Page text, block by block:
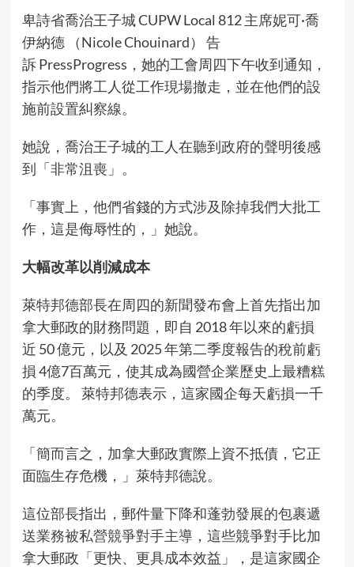
卑詩省喬治王子城 CUPW Local 812 主席妮可·喬
伊納德 （Nicole Chouinard） 告
訴 PressProgress，她的工會周四下午收到通知，
指示他們將工人從工作現場撤走，並在他們的設
施前設置糾察線。
她說，喬治王子城的工人在聽到政府的聲明後感
到「非常沮喪」。
「事實上，他們省錢的方式涉及除掉我們大批工
作，這是侮辱性的，」她說。
大幅改革以削減成本
萊特邦德部長在周四的新聞發布會上首先指出加
拿大郵政的財務問題，即自 2018 年以來的虧損
近 50 億元，以及 2025 年第二季度報告的稅前虧
損 4億7百萬元，使其成為國營企業歷史上最糟糕
的季度。 萊特邦德表示，這家國企每天虧損一千
萬元。
「簡而言之，加拿大郵政實際上資不抵債，它正
面臨生存危機，」萊特邦德說。
這位部長指出，郵件量下降和蓬勃發展的包裹遞
送業務被私營競爭對手主導 ，這些競爭對手比加
拿大郵政「更快、更具成本效益」，是這家國企